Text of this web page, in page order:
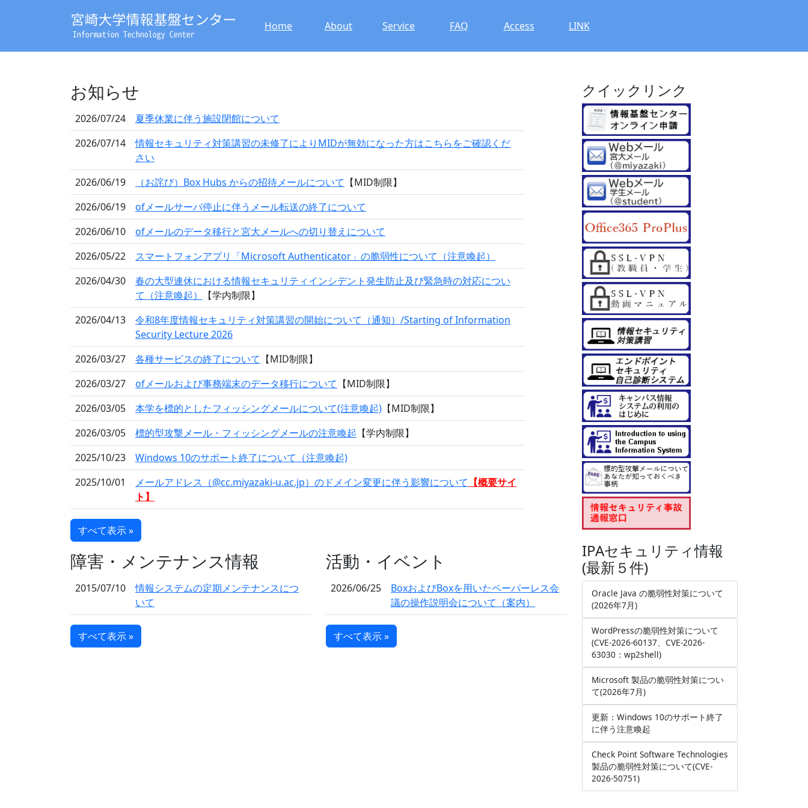
Home About Service FAQ Access LINK
お知らせ
2026/07/24
夏季休業に伴う施設閉館について
2026/07/14
情報セキュリティ対策講習の未修了によりMIDが無効になった方はこちらをご確認くだ
さい
2026/06/19
（お詫び）Box Hubs からの招待メールについて 【MID制限】
2026/06/19
ofメールサーバ停止に伴うメール転送の終了について
2026/06/10
ofメールのデータ移行と宮大メールへの切り替えについて
2026/05/22
スマートフォンアプリ「Microsoft Authenticator」の脆弱性について（注意喚起）
2026/04/30
春の大型連休における情報セキュリティインシデント発生防止及び緊急時の対応につい
て（注意喚起）
【学内制限】
2026/04/13
令和8年度情報セキュリティ対策講習の開始について（通知）/Starting of Information
Security Lecture 2026
2026/03/27
各種サービスの終了について 【MID制限】
2026/03/27
ofメールおよび事務端末のデータ移行について 【MID制限】
2026/03/05
本学を標的としたフィッシングメールについて(注意喚起) 【MID制限】
2026/03/05
標的型攻撃メール・フィッシングメールの注意喚起 【学内制限】
2025/10/23
Windows 10のサポート終了について（注意喚起)
2025/10/01
メールアドレス（@cc.miyazaki-u.ac.jp）のドメイン変更に伴う影響について 【概要サイ
ト】
すべて表示 »
障害・メンテナンス情報
2015/07/10
情報システムの定期メンテナンスにつ
いて
すべて表示 »
活動・イベント
2026/06/25
BoxおよびBoxを用いたペーパーレス会
議の操作説明会について（案内）
すべて表示 »
クイックリンク
IPAセキュリティ情報
(最新５件)
Oracle Java の脆弱性対策について
(2026年7月)
WordPressの脆弱性対策について
(CVE-2026-60137、CVE-2026-
63030：wp2shell)
Microsoft 製品の脆弱性対策につい
て(2026年7月)
更新：Windows 10のサポート終了
に伴う注意喚起
Check Point Software Technologies
製品の脆弱性対策について(CVE-
2026-50751)